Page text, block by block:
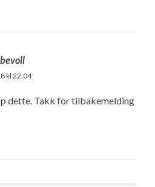
kl 22:04
dette. Takk for tilbakemelding